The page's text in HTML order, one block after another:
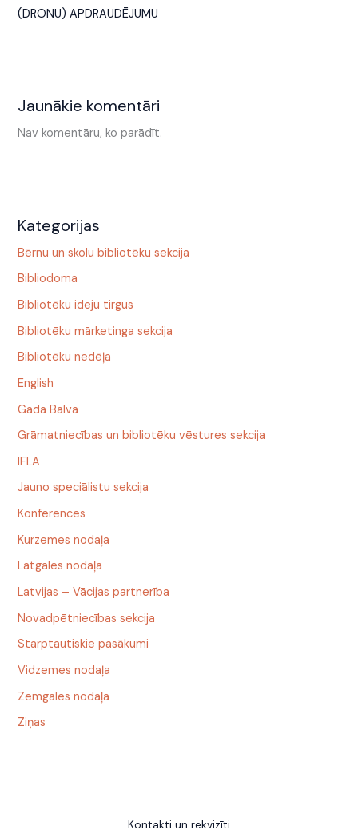
(DRONU) APDRAUDĒJUMU
Jaunākie komentāri
Nav komentāru, ko parādīt.
Kategorijas
Bērnu un skolu bibliotēku sekcija
Bibliodoma
Bibliotēku ideju tirgus
Bibliotēku mārketinga sekcija
Bibliotēku nedēļa
English
Gada Balva
Grāmatniecības un bibliotēku vēstures sekcija
IFLA
Jauno speciālistu sekcija
Konferences
Kurzemes nodaļa
Latgales nodaļa
Latvijas – Vācijas partnerība
Novadpētniecības sekcija
Starptautiskie pasākumi
Vidzemes nodaļa
Zemgales nodaļa
Ziņas
Kontakti un rekvizīti